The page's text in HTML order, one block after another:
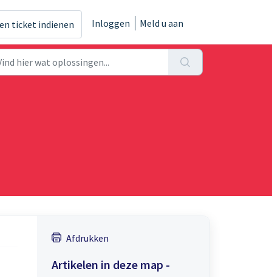
ticket indienen Inloggen Meld u aan
Afdrukken
Artikelen in deze map -